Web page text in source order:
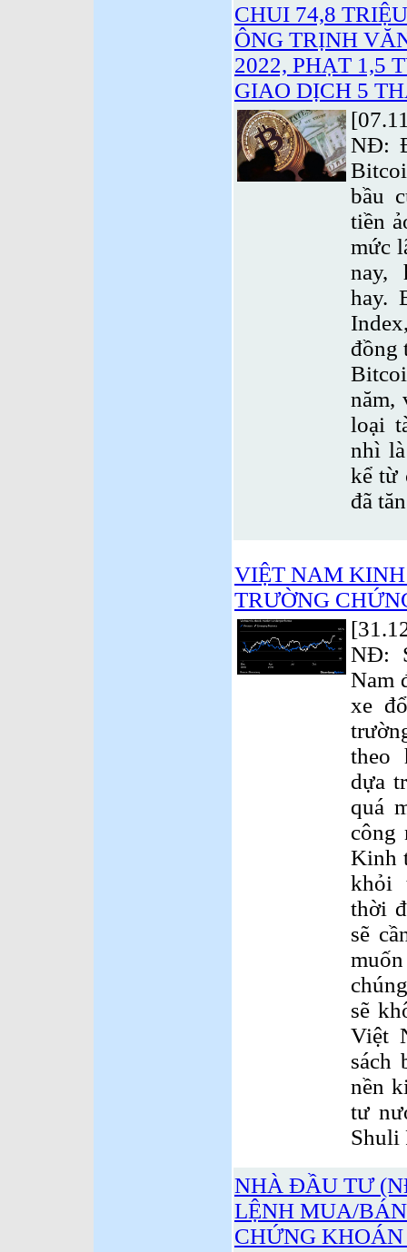
CHUI 74,8
ÔNG TRỊNH
2022, PHẠT 1,5
GIAO DỊCH 5
NĐ:
bầu
tiền
mức
nay,
hay.
đồng
năm,
loại
nhì
kể từ
đã
VIỆT NAM
TRƯỜNG
NĐ:
Nam
xe
theo
dựa
quá
công
Kinh
khỏi
thời
sẽ
sẽ
Việt
sách
nền
tư
Shuli
NHÀ ĐẦU TƯ
LỆNH MUA/
CHỨNG